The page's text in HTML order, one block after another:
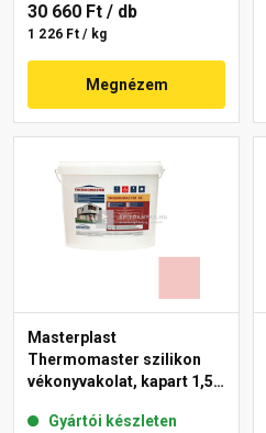
30 660 Ft / db
1 226 Ft / kg
Megnézem
Masterplast
Thermomaster szilikon
vékonyvakolat, kapart 1,5
Gyártói készleten